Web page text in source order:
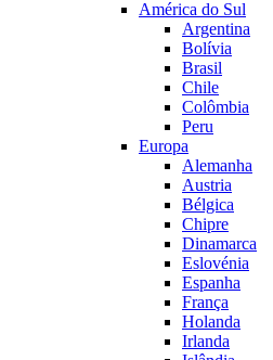
América do Sul
Argentina
Bolívia
Brasil
Chile
Colômbia
Peru
Europa
Alemanha
Austria
Bélgica
Chipre
Dinamarca
Eslovénia
Espanha
França
Holanda
Irlanda